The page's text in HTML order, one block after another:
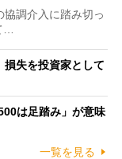
調介入に踏み切っ
損失を投資家として
は足踏み」が意味
一覧を見る